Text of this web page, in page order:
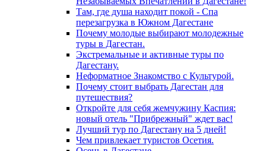
Там, где душа находит покой - Спа
перезагрузка в Южном Дагестане
Почему молодые выбирают молодежные
туры в Дагестан.
Экстремальные и активные туры по
Дагестану.
Неформатное Знакомство с Культурой.
Почему стоит выбрать Дагестан для
путешествия?
Откройте для себя жемчужину Каспия:
новый отель "Прибрежный" ждет вас!
Лучший тур по Дагестану на 5 дней!
Чем привлекает туристов Осетия.